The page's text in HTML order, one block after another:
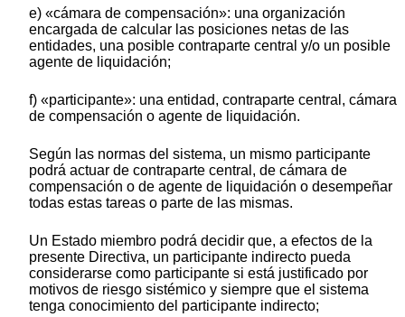
e) «cámara de compensación»: una organización
encargada de calcular las posiciones netas de las
entidades, una posible contraparte central y/o un posible
agente de liquidación;
f) «participante»: una entidad, contraparte central, cámara
de compensación o agente de liquidación.
Según las normas del sistema, un mismo participante
podrá actuar de contraparte central, de cámara de
compensación o de agente de liquidación o desempeñar
todas estas tareas o parte de las mismas.
Un Estado miembro podrá decidir que, a efectos de la
presente Directiva, un participante indirecto pueda
considerarse como participante si está justificado por
motivos de riesgo sistémico y siempre que el sistema
tenga conocimiento del participante indirecto;